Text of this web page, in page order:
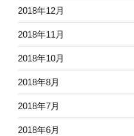
2018年12月
2018年11月
2018年10月
2018年8月
2018年7月
2018年6月